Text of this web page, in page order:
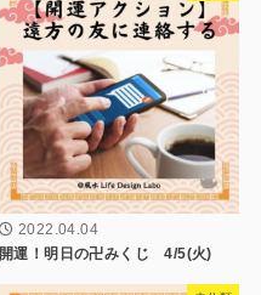
2022.04.04
開運！明日の卍みくじ 4/5(火)